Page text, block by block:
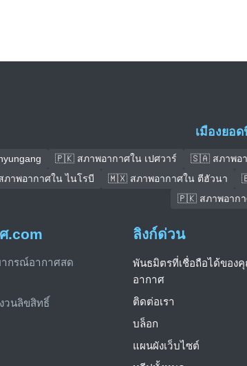
เมืองยอ
🇵🇰 สภาพอากาศใน เปศวาร์ 🇸🇦 สภาพอา
าพอากาศใน ไนโรบี 🇲🇽 สภาพอากาศใน ตีฮัวนา
🇵🇰 สภาพอากา
.com
ากรณ์อากาศสด
วนลิขสิทธิ์
ลิงก์ด่วน
พันธมิตรที่เชื่อถือได้ของ
อากาศ
ติดต่อเรา
บล็อก
แผนผังเว็บไซต์